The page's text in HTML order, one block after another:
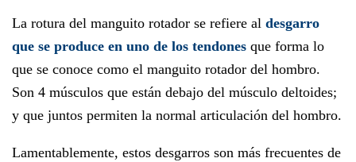
La rotura del manguito rotador se refiere al desgarro
que se produce en uno de los tendones que forma lo
que se conoce como el manguito rotador del hombro.
Son 4 músculos que están debajo del músculo deltoides;
y que juntos permiten la normal articulación del hombro.
Lamentablemente, estos desgarros son más frecuentes de